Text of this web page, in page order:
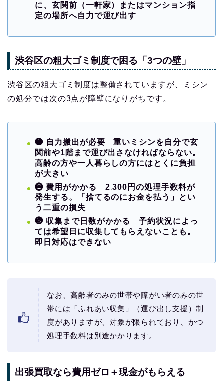
に、玄関前（一軒家）またはマンション指
定の場所へ自力で運び出す
渋谷区の粗大ゴミ制度で困る「3つの壁」
渋谷区の粗大ゴミ制度は整備されていますが、ミシン
の処分では次の3点が障壁になりがちです。
❶ 自力搬出が必要 重いミシンを自分で玄
関前や1階まで運び出さなければならない。
高齢の方や一人暮らしの方にはとくに負担
が大きい
❷ 費用がかかる
2,300円の処理手数料が
発生する。「捨てるのにお金を払う」とい
う二重の損失
❸ 収集まで日数がかかる
予約状況によっ
ては希望日に収集してもらえないことも。
即日対応はできない
なお、高齢者のみの世帯や障がい者のみの世
帯には「ふれあい収集」（運び出し支援）制
度がありますが、対象が限られており、かつ
処理手数料は別途かかります。
出張買取なら費用ゼロ＋現金がもらえる